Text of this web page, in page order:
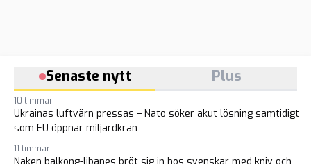
Senaste nytt Plus
10 timmar
Ukrainas luftvärn pressas – Nato söker akut lösning samtidigt
som EU öppnar miljardkran
11 timmar